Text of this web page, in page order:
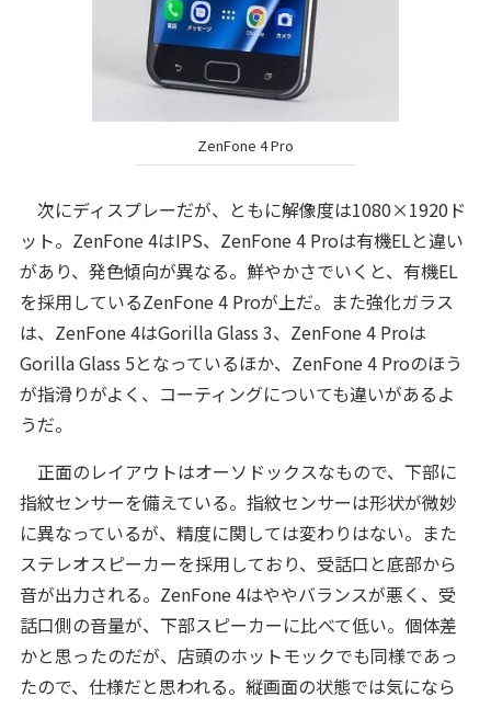
ZenFone 4 Pro
次にディスプレーだが、ともに解像度は1080×1920ド
ット。ZenFone 4はIPS、ZenFone 4 Proは有機ELと違い
があり、発色傾向が異なる。鮮やかさでいくと、有機EL
を採用しているZenFone 4 Proが上だ。また強化ガラス
は、ZenFone 4はGorilla Glass 3、ZenFone 4 Proは
Gorilla Glass 5となっているほか、ZenFone 4 Proのほう
が指滑りがよく、コーティングについても違いがあるよ
うだ。
正面のレイアウトはオーソドックスなもので、下部に
指紋センサーを備えている。指紋センサーは形状が微妙
に異なっているが、精度に関しては変わりはない。また
ステレオスピーカーを採用しており、受話口と底部から
音が出力される。ZenFone 4はややバランスが悪く、受
話口側の音量が、下部スピーカーに比べて低い。個体差
かと思ったのだが、店頭のホットモックでも同様であっ
たので、仕様だと思われる。縦画面の状態では気になら